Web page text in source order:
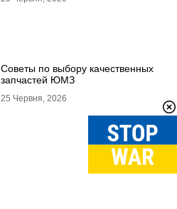
Советы по выбору качественных
запчастей ЮМЗ
25 Червня, 2026